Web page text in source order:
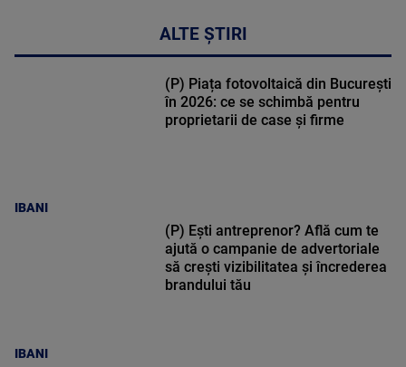
ALTE ȘTIRI
IBANI
(P) Piața fotovoltaică din București
în 2026: ce se schimbă pentru
proprietarii de case și firme
IBANI
(P) Ești antreprenor? Află cum te
ajută o campanie de advertoriale
să crești vizibilitatea și încrederea
brandului tău